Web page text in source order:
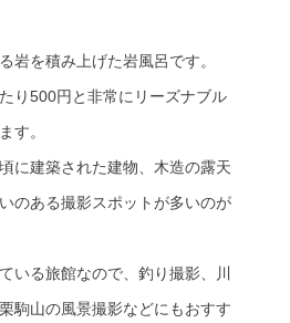
岩を積み上げた岩風呂です。
り500円と非常にリーズナブル
す。
に建築された建物、木造の露天
のある撮影スポットが多いのが
いる旅館なので、釣り撮影、川
駒山の風景撮影などにもおすす